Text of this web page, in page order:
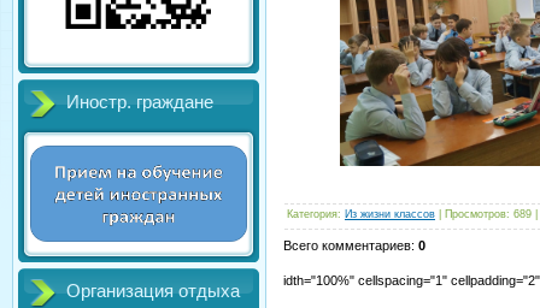
Иностр. граждане
Организация отдыха
Категория: Из жизни классов Просмотров: 689
Всего комментариев: 0
idth="100%" cellspacing="1"